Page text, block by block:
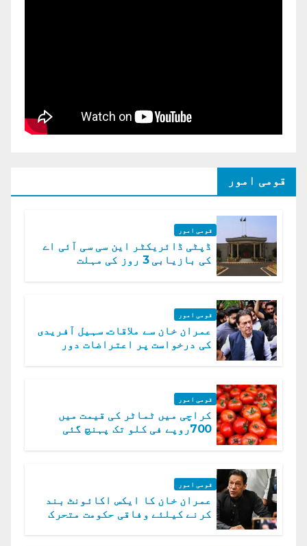
قومی امور
قومی امور
ڈپٹی ڈائریکٹر این سی سی آئی اے
کی بازیابی 3 روز کی مہلت
قومی امور
عمران خان سے ملاقات. سہیل آفریدی
کی درخواست پر اعتراضات دور
قومی امور
کراچی میں ٹماٹر کی قیمت میں
700روپے فی کلو تک پہنچ گئی
قومی امور
عمران خان کا ایکس اکائونٹ بند
کرنے کیلئے وفاقی حکومت متحرک